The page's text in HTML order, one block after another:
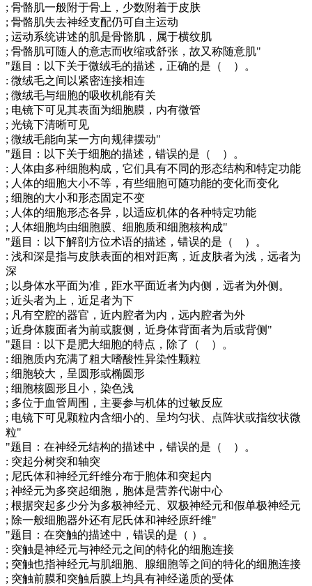
; 骨骼肌一般附于骨上，少数附着于皮肤
; 骨骼肌失去神经支配仍可自主运动
; 运动系统讲述的肌是骨骼肌，属于横纹肌
; 骨骼肌可随人的意志而收缩或舒张，故又称随意肌"
"题目：以下关于微绒毛的描述，正确的是（ ）。
: 微绒毛之间以紧密连接相连
; 微绒毛与细胞的吸收机能有关
; 电镜下可见其表面为细胞膜，内有微管
; 光镜下清晰可见
; 微绒毛能向某一方向规律摆动"
"题目：以下关于细胞的描述，错误的是（ ）。
: 人体由多种细胞构成，它们具有不同的形态结构和特定功能
; 人体的细胞大小不等，有些细胞可随功能的变化而变化
; 细胞的大小和形态固定不变
; 人体的细胞形态各异，以适应机体的各种特定功能
; 人体细胞均由细胞膜、细胞质和细胞核构成"
"题目：以下解剖方位术语的描述，错误的是（ ）。
: 浅和深是指与皮肤表面的相对距离，近皮肤者为浅，远者为
深
; 以身体水平面为准，距水平面近者为内侧，远者为外侧。
; 近头者为上，近足者为下
; 凡有空腔的器官，近内腔者为内，远内腔者为外
; 近身体腹面者为前或腹侧，近身体背面者为后或背侧"
"题目：以下是肥大细胞的特点，除了（ ）。
: 细胞质内充满了粗大嗜酸性异染性颗粒
; 细胞较大，呈圆形或椭圆形
; 细胞核圆形且小，染色浅
; 多位于血管周围，主要参与机体的过敏反应
; 电镜下可见颗粒内含细小的、呈均匀状、点阵状或指纹状微
粒"
"题目：在神经元结构的描述中，错误的是（ ）。
: 突起分树突和轴突
; 尼氏体和神经元纤维分布于胞体和突起内
; 神经元为多突起细胞，胞体是营养代谢中心
; 根据突起多少分为多极神经元、双极神经元和假单极神经元
; 除一般细胞器外还有尼氏体和神经原纤维"
"题目：在突触的描述中，错误的是（ ）。
: 突触是神经元与神经元之间的特化的细胞连接
; 突触也指神经元与肌细胞、腺细胞等之间的特化的细胞连接
; 突触前膜和突触后膜上均具有神经递质的受体